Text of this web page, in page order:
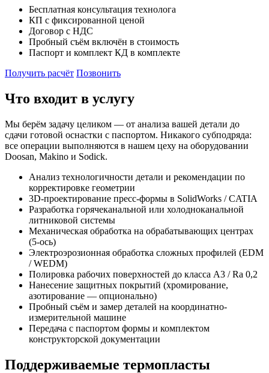
Бесплатная консультация технолога
КП с фиксированной ценой
Договор с НДС
Пробный съём включён в стоимость
Паспорт и комплект КД в комплекте
Получить расчёт Позвонить
Что входит в услугу
Мы берём задачу целиком — от анализа вашей детали до
сдачи готовой оснастки с паспортом. Никакого субподряда:
все операции выполняются в нашем цеху на оборудовании
Doosan, Makino и Sodick.
Анализ технологичности детали и рекомендации по
корректировке геометрии
3D-проектирование пресс-формы в SolidWorks / CATIA
Разработка горячеканальной или холодноканальной
литниковой системы
Механическая обработка на обрабатывающих центрах
(5-ось)
Электроэрозионная обработка сложных профилей (EDM
/ WEDM)
Полировка рабочих поверхностей до класса A3 / Ra 0,2
Нанесение защитных покрытий (хромирование,
азотирование — опционально)
Пробный съём и замер деталей на координатно-
измерительной машине
Передача с паспортом формы и комплектом
конструкторской документации
Поддерживаемые термопласты